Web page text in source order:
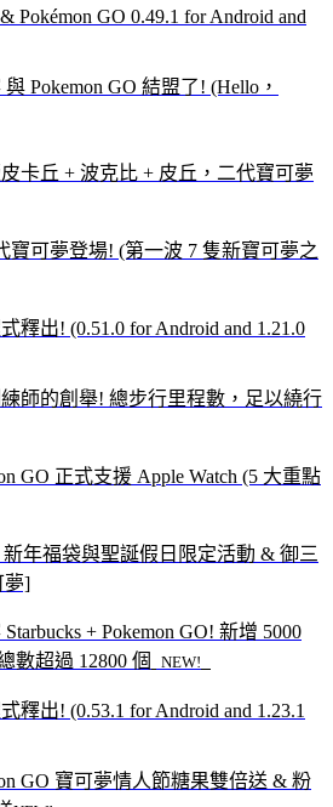
Pokémon GO 0.49.1 for Android and
Pokemon GO 結盟了! (Hello，
卡丘 + 波克比 + 皮丘，二代寶可夢
寶可夢登場! (第一波 7 隻新寶可夢之
釋出! (0.51.0 for Android and 1.21.0
師的創舉! 總步行里程數，足以繞行
GO 正式支援 Apple Watch (5 大重點
新年福袋與聖誕假日限定活動 & 御三
夢]
+ Pokemon GO! 新增 5000
數超過 12800 個
NEW!
釋出! (0.53.1 for Android and 1.23.1
GO 寶可夢情人節糖果雙倍送 & 粉